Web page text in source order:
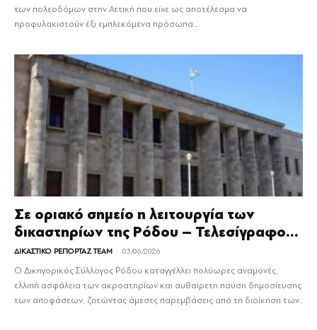
των πολεοδόμων στην Αττική που είχε ως αποτέλεσμα να
προφυλακιστούν έξι εμπλεκόμενα πρόσωπα....
Σε οριακό σημείο η λειτουργία των
δικαστηρίων της Ρόδου – Τελεσίγραφο...
ΔΙΚΑΣΤΙΚΟ ΡΕΠΟΡΤΑΖ TEAM - 03/06/2026
Ο Δικηγορικός Σύλλογος Ρόδου καταγγέλλει πολύωρες αναμονές,
ελλιπή ασφάλεια των ακροατηρίων και αυθαίρετη παύση δημοσίευσης
των αποφάσεων, ζητώντας άμεσες παρεμβάσεις από τη διοίκηση των...